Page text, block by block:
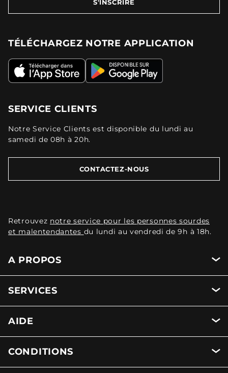
S'INSCRIRE
TÉLÉCHARGEZ NOTRE APPLICATION
SERVICE CLIENTS
Notre Service Clients est disponible du lundi au
samedi de 08h à 20h.
CONTACTEZ-NOUS
Retrouvez notre service pour les personnes sourdes
et malentendantes du lundi au vendredi de 9h à 18h.
A PROPOS
SERVICES
AIDE
CONDITIONS